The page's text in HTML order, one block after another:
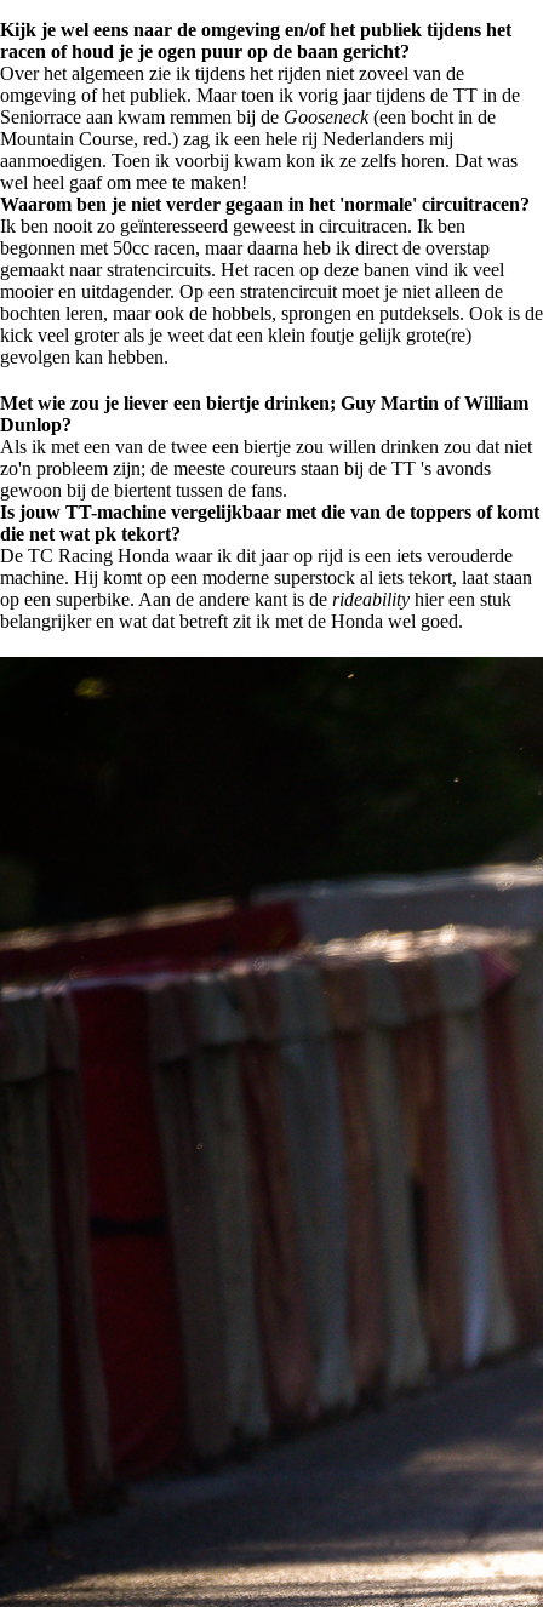
Kijk je wel eens naar de omgeving en/of het publiek tijdens het
racen of houd je je ogen puur op de baan gericht?
Over het algemeen zie ik tijdens het rijden niet zoveel van de
omgeving of het publiek. Maar toen ik vorig jaar tijdens de TT in de
Seniorrace aan kwam remmen bij de Gooseneck(een bocht in de
Mountain Course, red.) zag ik een hele rij Nederlanders mij
aanmoedigen. Toen ik voorbij kwam kon ik ze zelfs horen. Dat was
wel heel gaaf om mee te maken!
Waarom ben je niet verder gegaan in het 'normale' circuitracen?
Ik ben nooit zo geïnteresseerd geweest in circuitracen. Ik ben
begonnen met 50cc racen, maar daarna heb ik direct de overstap
gemaakt naar stratencircuits. Het racen op deze banen vind ik veel
mooier en uitdagender. Op een stratencircuit moet je niet alleen de
bochten leren, maar ook de hobbels, sprongen en putdeksels. Ook is de
kick veel groter als je weet dat een klein foutje gelijk grote(re)
gevolgen kan hebben.
Met wie zou je liever een biertje drinken; Guy Martin of William
Dunlop?
Als ik met een van de twee een biertje zou willen drinken zou dat niet
zo'n probleem zijn; de meeste coureurs staan bij de TT 's avonds
gewoon bij de biertent tussen de fans.
Is jouw TT-machine vergelijkbaar met die van de toppers of komt
die net wat pk tekort?
De TC Racing Honda waar ik dit jaar op rijd is een iets verouderde
machine. Hij komt op een moderne superstock al iets tekort, laat staan
op een superbike. Aan de andere kant is de rideability hier een stuk
belangrijker en wat dat betreft zit ik met de Honda wel goed.